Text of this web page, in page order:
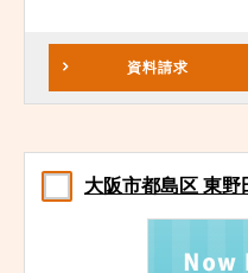
資料請求
大阪市都島区 東野